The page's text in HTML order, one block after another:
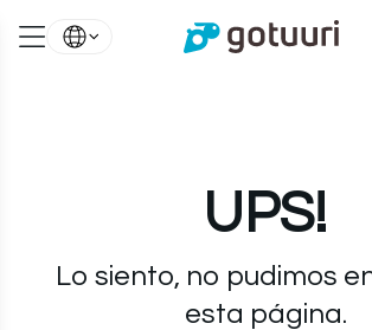
UPS!
Lo siento, no pudimos
esta página.